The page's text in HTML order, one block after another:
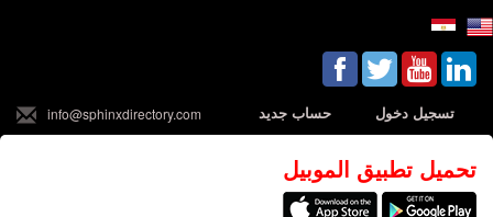
تسجيل دخول حساب جديد info@sphinxdirectory.com
تحميل تطبيق الموبيل